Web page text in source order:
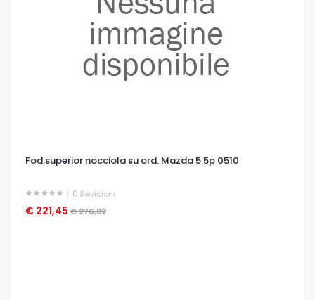
Fod.superior nocciola su ord. Mazda 5 5p 0510
0 Revisioni
€ 221,45 € 276,82
OCCHIATA VELOCE